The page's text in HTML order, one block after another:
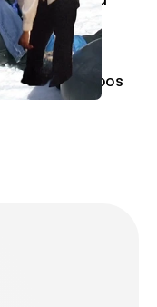
and Rave Bridals
and Fat Poos